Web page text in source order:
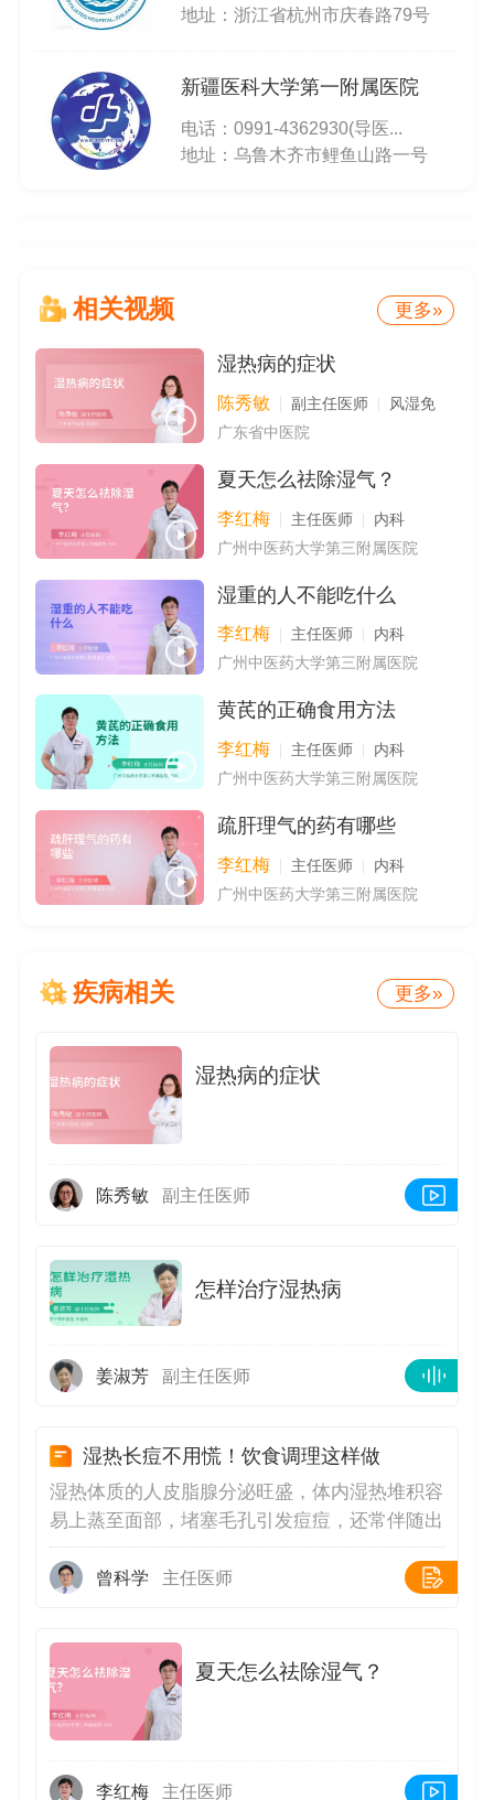
地址：浙江省杭州市庆春路79号
新疆医科大学第一附属医院
电话： 0991-4362930(导医...
地址：乌鲁木齐市鲤鱼山路一号
相关视频 更多»
湿热病的症状
陈秀敏 副主任医师
风湿免
广东省中医院
夏天怎么祛除湿气？
李红梅 主任医师
内科
广州中医药大学第三附属医院
湿重的人不能吃什么
李红梅 主任医师
内科
广州中医药大学第三附属医院
黄芪的正确食用方法
李红梅 主任医师
内科
广州中医药大学第三附属医院
疏肝理气的药有哪些
李红梅 主任医师
内科
广州中医药大学第三附属医院
疾病相关 更多»
湿热病的症状
陈秀敏 副主任医师
怎样治疗湿热病
姜淑芳 副主任医师
湿热长痘不用慌！饮食调理这样做
湿热体质的人皮脂腺分泌旺盛，体内湿热堆积容
易上蒸至面部，堵塞毛孔引发痘痘，还常伴随出
油、口苦等问题，饮食调理是从根源改善的关键
😣湿热体质长痘的饮食调理核心是清热祛湿、
豆、赤小豆，这类食物能帮助身体排出多余湿
热，缓解皮肤出油；其次多摄入富含膳食纤维的
新鲜蔬果，如芹菜、苦瓜、莲藕，促进肠道蠕
辣刺激、油炸甜腻的食物，这类食物会加重体内
曾科学 主任医师
夏天怎么祛除湿气？
李红梅 主任医师